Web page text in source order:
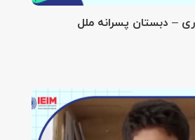
– دبستان پسرانه ملل